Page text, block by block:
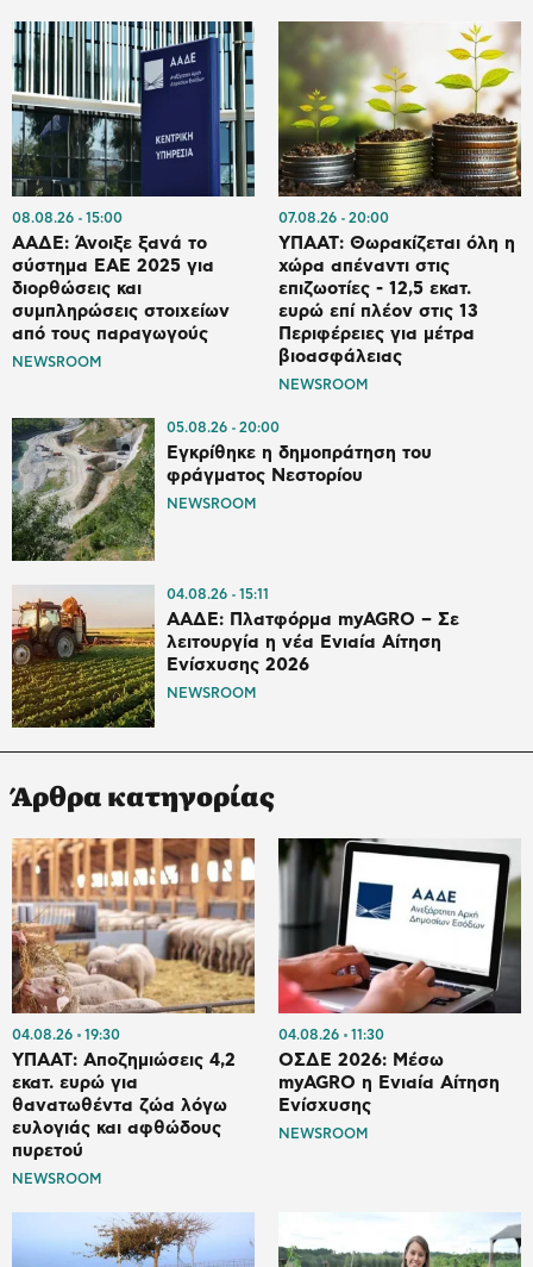
08.08.26 15:00
ΑΑΔΕ: Άνοιξε ξανά το
σύστημα ΕΑΕ 2025 για
διορθώσεις και
συμπληρώσεις στοιχείων
από τους παραγωγούς
NEWSROOM
07.08.26 20:00
ΥΠΑΑΤ: Θωρακίζεται όλη η
χώρα απέναντι στις
επιζωοτίες - 12,5 εκατ.
ευρώ επί πλέον στις 13
Περιφέρειες για μέτρα
βιοασφάλειας
NEWSROOM
05.08.26 20:00
Εγκρίθηκε η δημοπράτηση του
φράγματος Νεστορίου
NEWSROOM
04.08.26 15:11
ΑΑΔΕ: Πλατφόρμα myAGRO – Σε
λειτουργία η νέα Ενιαία Αίτηση
Ενίσχυσης 2026
NEWSROOM
Άρθρα κατηγορίας
04.08.26 19:30
ΥΠΑΑΤ: Αποζημιώσεις 4,2
εκατ. ευρώ για
θανατωθέντα ζώα λόγω
ευλογιάς και αφθώδους
πυρετού
NEWSROOM
04.08.26 11:30
ΟΣΔΕ 2026: Μέσω
myAGRO η Ενιαία Αίτηση
Ενίσχυσης
NEWSROOM